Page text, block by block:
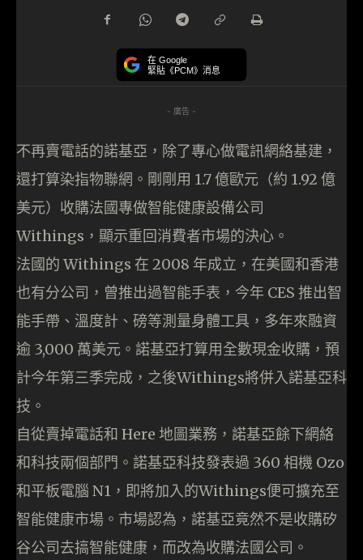
在 Google
緊貼《PCM》消息
- 廣告 -
不再賣電話的諾基亞，除了專心做電訊網絡基建，
還打算染指物聯網。剛剛用 1.7 億歐元（約 1.92 億
美元）收購法國專做智能健康設備公司
Withings，顯示重回消費者市場的決心。
法國的 Withings 在 2008 年成立，在美國和香港
也有分公司，曾推出過智能手表，今年 CES 推出智
能手帶、溫度計、磅等測量身體工具，多年來融資
逾 3,000 萬美元。諾基亞打算用全數現金收購，預
計今年第三季完成，之後Withings將併入諾基亞科
技。
自從賣掉電話和 Here 地圖業務，諾基亞餘下網絡
和科技兩個部門。諾基亞科技發表過 360 相機 Ozo
和平板電腦 N1，即將加入的Withings便可擴充至
智能健康市場。市場認為，諾基亞竟然不是收購矽
谷公司去搞智能健康，而改為收購法國公司。